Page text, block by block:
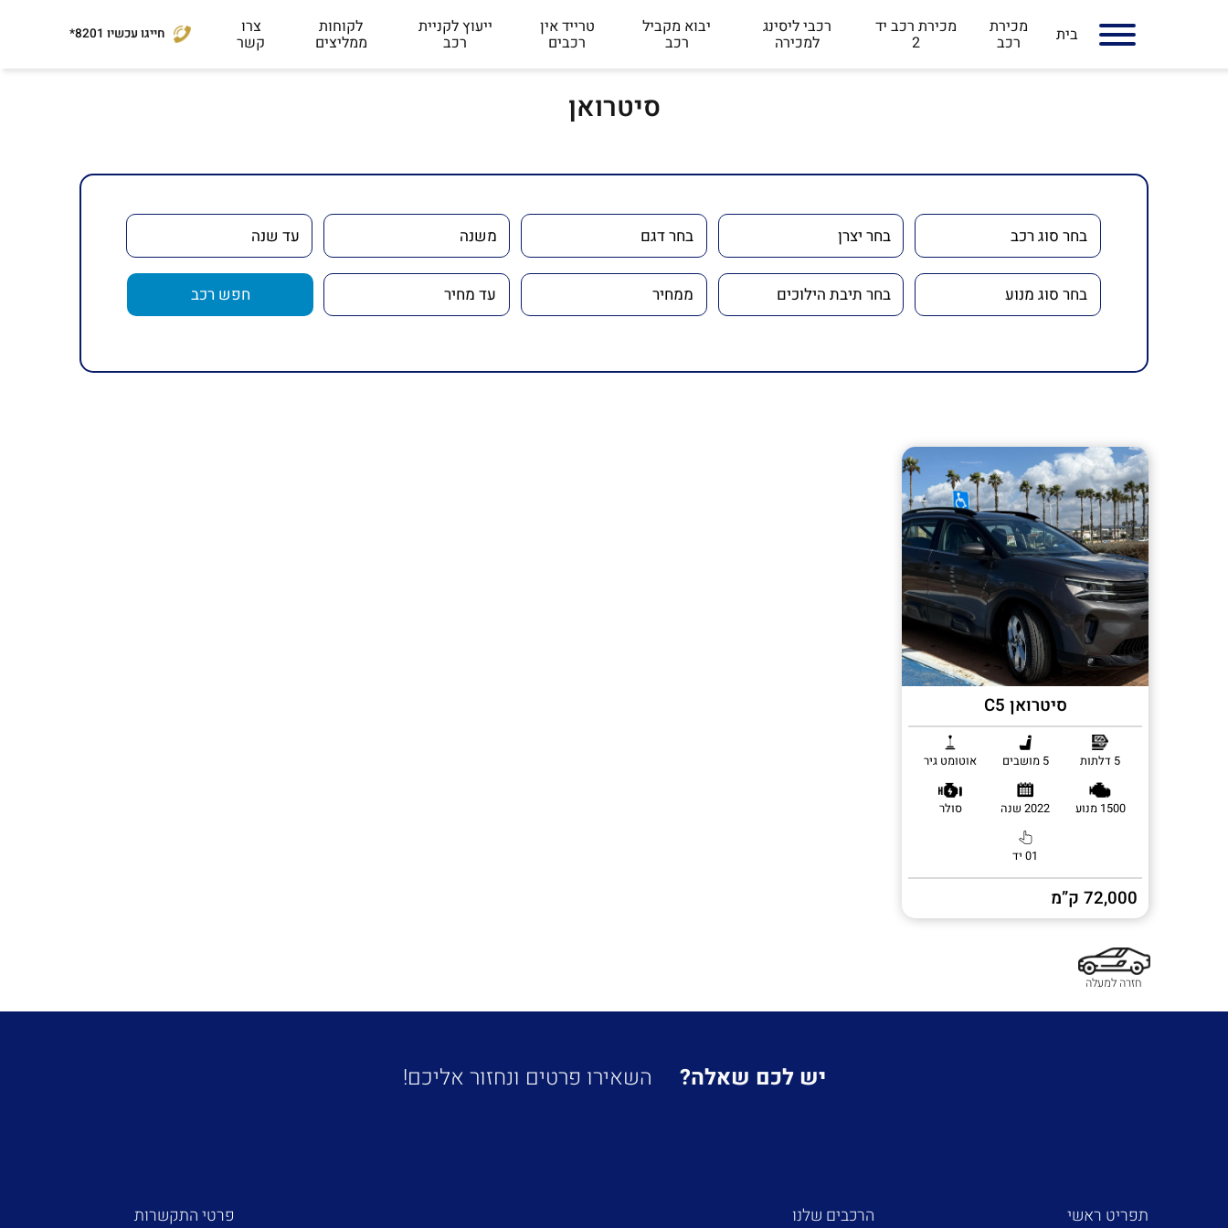
בית מכירת
רכב
מכירת רכב יד
2
רכבי ליסינג
למכירה
יבוא מקביל
רכב
טרייד אין
רכבים
ייעוץ לקניית
רכב
לקוחות
ממליצים
צרו
קשר חייגו עכשיו *8201
סיטרואן
חפש רכב
סיטרואן C5
5 דלתות 5 מושבים אוטומט גיר
1500 מנוע 2022 שנה סולר
01 יד
72,000 ק”מ
חזרה למעלה
יש לכם שאלה? השאירו פרטים ונחזור אליכם!
תפריט ראשי הרכבים שלנו פרטי התקשרות